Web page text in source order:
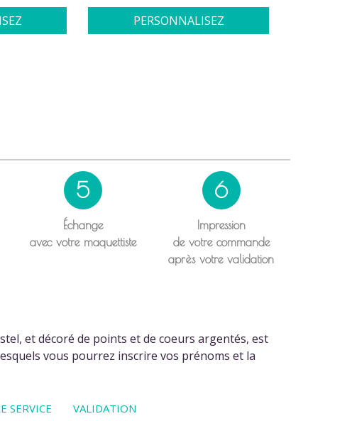
PERSONNALISEZ
5
Échange
avec votre maquettiste
6
Impression
de votre commande
après votre validation
et décoré de points et de coeurs argentés, est
vous pourrez inscrire vos prénoms et la
SERVICE VALIDATION